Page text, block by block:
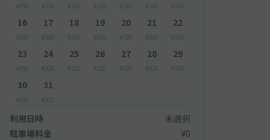
¥350 ¥320 ¥350 ¥320 ¥320 ¥320 ¥350
16
¥350
17
¥320
18
¥320
19
¥320
20
¥320
21
¥320
22
¥350
23
¥350
24
¥320
25
¥320
26
¥320
27
¥320
28
¥320
29
¥350
30
¥350
31
¥320
利用日時
未選択
駐車場料金
¥0